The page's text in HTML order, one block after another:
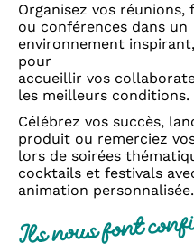
Organisez vos réunions,
ou conférences dans un
environnement
pour
accueillir vos
les meilleurs conditions.
Célébrez vos succès,
produit ou remerciez
lors de soirées
cocktails et festivals
animation personnalisée.
Ils nous font